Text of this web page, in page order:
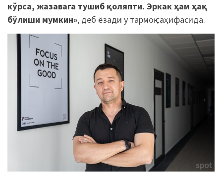
кўрса, жазавага тушиб қоляпти. Эркак ҳам ҳақ
бўлиши мумкин», деб ёзади у тармоқ саҳифасида.